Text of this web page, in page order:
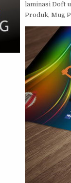
laminasi Doft
Produk, Mug